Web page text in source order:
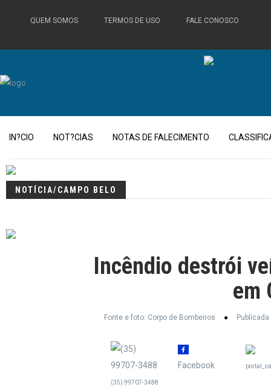
QUEM SOMOS TERMOS DE USO FALE CONOSCO
IN?CIO NOT?CIAS NOTAS DE FALECIMENTO
NOTÍCIA/CAMPO BELO
Incêndio destrói
em
Fonte e foto: Corpo de Bombeiros
(35) 99707-3488
Facebook